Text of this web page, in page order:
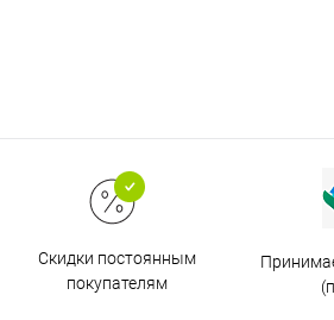
Скидки постоянным
покупателям